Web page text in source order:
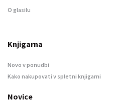
O glasilu
Knjigarna
Novo v ponudbi
Kako nakupovati v spletni knjigarni
Novice